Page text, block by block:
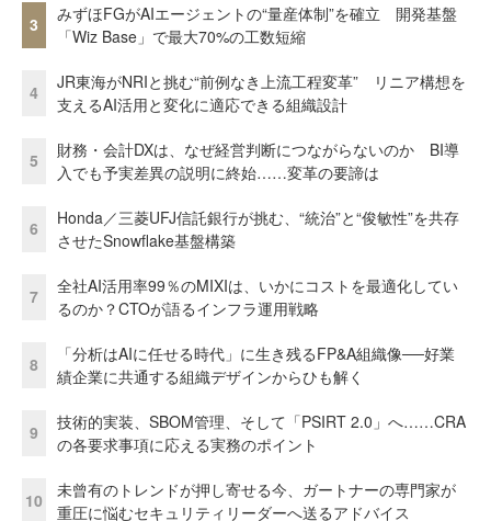
3
みずほFGがAIエージェントの“量産体制”を確立 開発基盤
「Wiz Base」で最大70%の工数短縮
4
JR東海がNRIと挑む“前例なき上流工程変革” リニア構想を
支えるAI活用と変化に適応できる組織設計
5
財務・会計DXは、なぜ経営判断につながらないのか BI導
入でも予実差異の説明に終始……変革の要諦は
6
Honda／三菱UFJ信託銀行が挑む、“統治”と“俊敏性”を共存
させたSnowflake基盤構築
7
全社AI活用率99％のMIXIは、いかにコストを最適化してい
るのか？CTOが語るインフラ運用戦略
8
「分析はAIに任せる時代」に生き残るFP&A組織像──好業
績企業に共通する組織デザインからひも解く
9
技術的実装、SBOM管理、そして「PSIRT 2.0」へ……CRA
の各要求事項に応える実務のポイント
10
未曾有のトレンドが押し寄せる今、ガートナーの専門家が
重圧に悩むセキュリティリーダーへ送るアドバイス